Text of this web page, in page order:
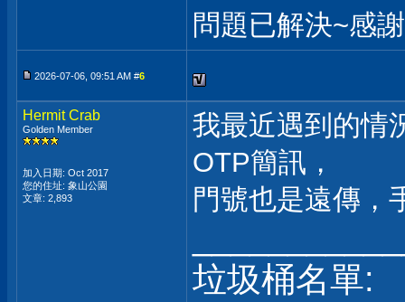
問題已解決~感
2026-07-06, 09:51 AM #6
Hermit Crab
Golden Member
加入日期: Oct 2017
您的住址: 象山公園
文章: 2,893
我最近遇到的情
OTP簡訊，
門號也是遠傳，
垃圾桶名單: